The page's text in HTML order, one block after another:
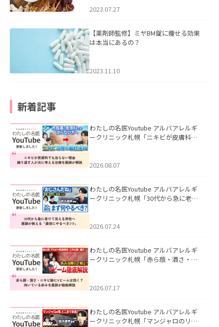
2023.07.27
【薬剤師監修】ミヤBM錠に痩せる効果
は本当にあるの？
2023.11.10
新着記事
わたしの名医Youtube アルバアレルギ
ークリニック札幌「ニキビが皮膚科で
ました。
2026.08.07
わたしの名医Youtube アルバアレルギ
ークリニック札幌「30代から急に老け
た。
2026.07.24
わたしの名医Youtube アルバアレルギ
ークリニック札幌「赤ら顔・酒さ・ニ
した。
2026.07.17
わたしの名医Youtube アルバアレルギ
ークリニック札幌「マンジャロのリア